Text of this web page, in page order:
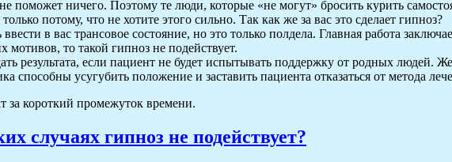
поможет ничего. Поэтому те люди, которые «не могут» бросить курить
потому, что не хотите этого сильно. Так как же за вас это сделает гипноз?
в вас трансовое состояние, но это только полдела. Главная работа
то такой гипноз не подействует.
результата, если пациент не будет испытывать поддержку от родных людей.
усугубить положение и заставить пациента отказаться от метода
за короткий промежуток времени.
случаях гипноз не подействует?